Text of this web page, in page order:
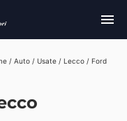
/ Auto / Usate / Lecco / Ford